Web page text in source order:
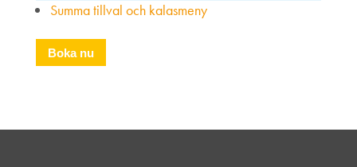
Summa tillval och kalasmeny
Boka nu